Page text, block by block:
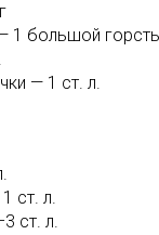
1 большой горсть
— 1 ст. л.
ст. л.
ст. л.